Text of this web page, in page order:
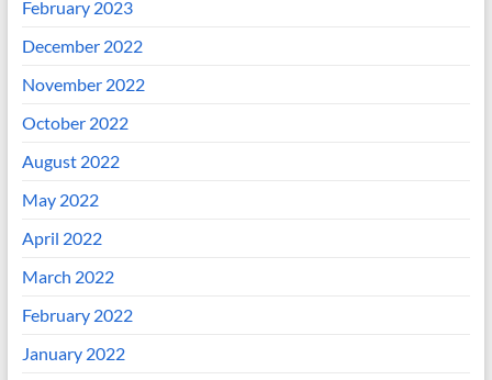
February 2023
December 2022
November 2022
October 2022
August 2022
May 2022
April 2022
March 2022
February 2022
January 2022